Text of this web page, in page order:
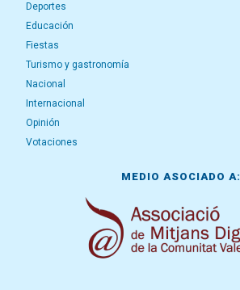
Deportes
Educación
Fiestas
Turismo y gastronomía
Nacional
Internacional
Opinión
Votaciones
MEDIO ASOCIADO A: